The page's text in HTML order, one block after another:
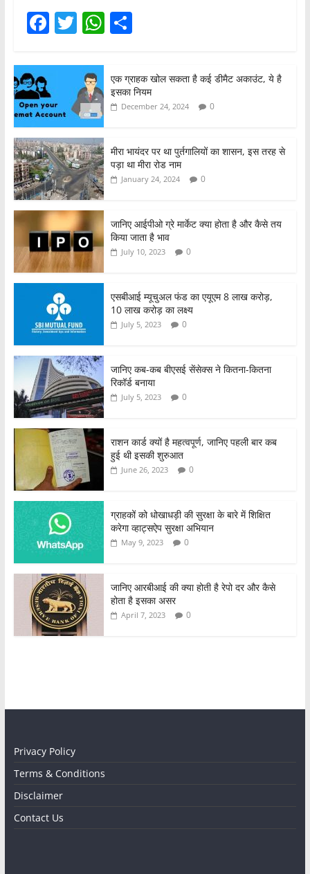
F
c
e
b
o
o
k
T
itt
er
W
s
A
p
S
e
एक ग्राहक खोल सकता है कई डीमैट अकाउंट, ये है
इसका नियम
December 24, 2024 0
मीरा भायंदर पर था पुर्तगालियों का शासन, इस तरह से
पड़ा था मीरा रोड नाम
January 24, 2024 0
जानिए आईपीओ ग्रे मार्केट क्या होता है और कैसे तय
किया जाता है भाव
July 10, 2023 0
एसबीआई म्यूचुअल फंड का एयूएम 8 लाख करोड़,
10 लाख करोड़ का लक्ष्य
July 5, 2023 0
जानिए कब-कब बीएसई सेंसेक्स ने कितना-कितना
रिकॉर्ड बनाया
July 5, 2023 0
राशन कार्ड क्यों है महत्वपूर्ण, जानिए पहली बार कब
हुई थी इसकी शुरुआत
June 26, 2023 0
ग्राहकों को धोखाधड़ी की सुरक्षा के बारे में शिक्षित
करेगा व्हाट्सऐप सुरक्षा अभियान
May 9, 2023 0
जानिए आरबीआई की क्या होती है रेपो दर और कैसे
होता है इसका असर
April 7, 2023 0
Privacy Policy
Terms & Conditions
Disclaimer
Contact Us